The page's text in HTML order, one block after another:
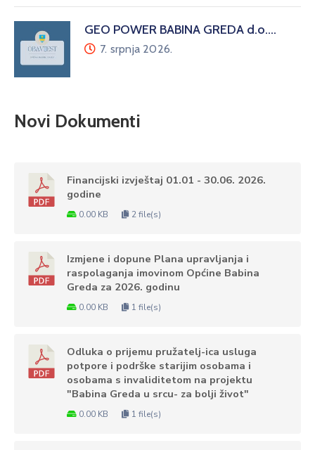
GEO POWER BABINA GREDA d.o.…
7. srpnja 2026.
Novi Dokumenti
Financijski izvještaj 01.01 - 30.06. 2026.
godine
0.00 KB 2 file(s)
Izmjene i dopune Plana upravljanja i
raspolaganja imovinom Općine Babina
Greda za 2026. godinu
0.00 KB 1 file(s)
Odluka o prijemu pružatelj-ica usluga
potpore i podrške starijim osobama i
osobama s invaliditetom na projektu
"Babina Greda u srcu- za bolji život"
0.00 KB 1 file(s)